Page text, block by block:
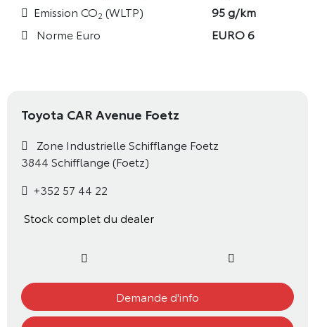
Emission CO2 (WLTP)
95 g/km
Norme Euro
EURO 6
Toyota CAR Avenue Foetz
Zone Industrielle Schifflange Foetz
3844 Schifflange (Foetz)
+352 57 44 22
Stock complet du dealer
Demande d'info